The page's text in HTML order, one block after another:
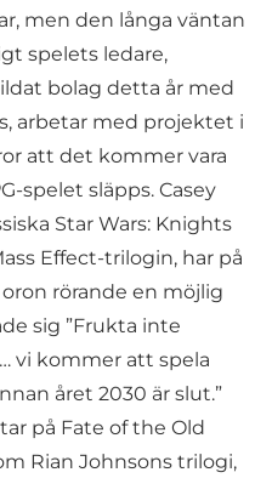
men den långa väntan
spelets ledare,
bolag detta år med
arbetar med projektet i
att det kommer vara
spelet släpps. Casey
Star Wars: Knights
Effect-trilogin, har på
rörande en möjlig
sig ”Frukta inte
vi kommer att spela
året 2030 är slut.”
på Fate of the Old
Rian Johnsons trilogi,